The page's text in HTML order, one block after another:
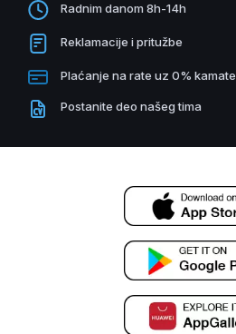
Radnim danom 8h-14h
Reklamacije i pritužbe
Plaćanje na rate uz 0% kamate
Postanite deo našeg tima